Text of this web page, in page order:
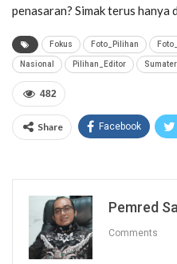
penasaran? Simak terus hanya
Fokus Foto_Pilihan
Nasional Pilihan_Editor
482
Share Facebook
Pemred
Comments